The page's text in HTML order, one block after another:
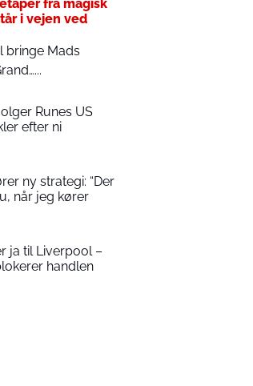
fra magisk
i vejen ved
bringe Mads
Runes US
efter ni
ny strategi: “Der
når jeg kører
ja til Liverpool –
handlen